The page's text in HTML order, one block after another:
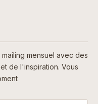
mensuel avec des
de l'inspiration. Vous